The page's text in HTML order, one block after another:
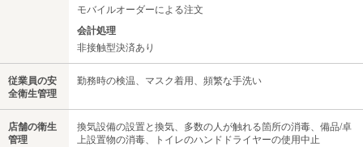
モバイルオーダーによる注文
会計処理
非接触型決済あり
従業員の安
全衛生管理
勤務時の検温、マスク着用、頻繁な手洗い
店舗の衛生
管理
換気設備の設置と換気、多数の人が触れる箇所の消毒、備品/卓
上設置物の消毒、トイレのハンドドライヤーの使用中止